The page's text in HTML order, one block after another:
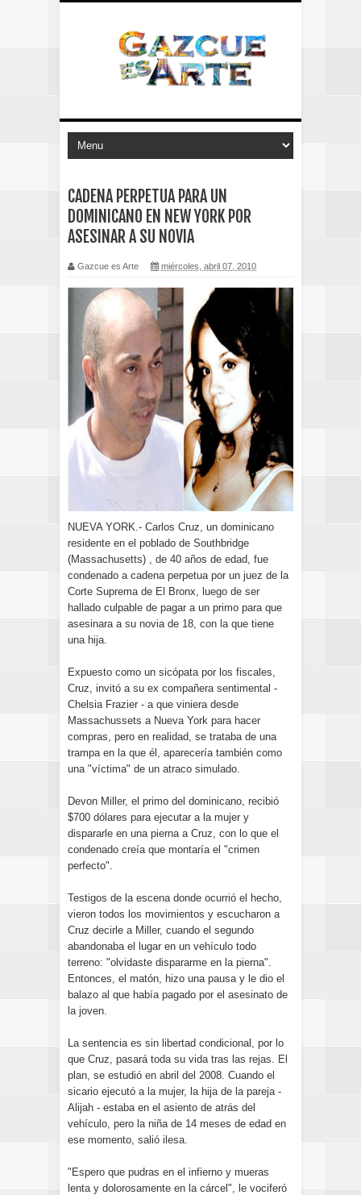
CADENA PERPETUA PARA UN
DOMINICANO EN NEW YORK POR
ASESINAR A SU NOVIA
Gazcue es Arte miércoles, abril 07, 2010
NUEVA YORK.- Carlos Cruz, un dominicano
residente en el poblado de Southbridge
(Massachusetts) , de 40 años de edad, fue
condenado a cadena perpetua por un juez de la
Corte Suprema de El Bronx, luego de ser
hallado culpable de pagar a un primo para que
asesinara a su novia de 18, con la que tiene
una hija.
Expuesto como un sicópata por los fiscales,
Cruz, invitó a su ex compañera sentimental -
Chelsia Frazier - a que viniera desde
Massachussets a Nueva York para hacer
compras, pero en realidad, se trataba de una
trampa en la que él, aparecería también como
una "víctima" de un atraco simulado.
Devon Miller, el primo del dominicano, recibió
$700 dólares para ejecutar a la mujer y
dispararle en una pierna a Cruz, con lo que el
condenado creía que montaría el "crimen
perfecto".
Testigos de la escena donde ocurrió el hecho,
vieron todos los movimientos y escucharon a
Cruz decirle a Miller, cuando el segundo
abandonaba el lugar en un vehículo todo
terreno: "olvidaste dispararme en la pierna".
Entonces, el matón, hizo una pausa y le dio el
balazo al que había pagado por el asesinato de
la joven.
La sentencia es sin libertad condicional, por lo
que Cruz, pasará toda su vida tras las rejas. El
plan, se estudió en abril del 2008. Cuando el
sicario ejecutó a la mujer, la hija de la pareja -
Alijah - estaba en el asiento de atrás del
vehículo, pero la niña de 14 meses de edad en
ese momento, salió ilesa.
"Espero que pudras en el infierno y mueras
lenta y dolorosamente en la cárcel", le vociferó